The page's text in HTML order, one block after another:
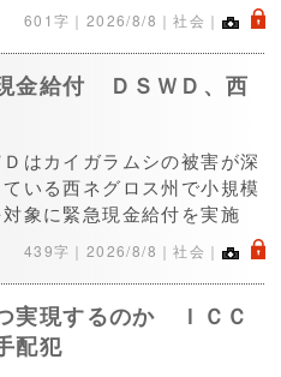
601字｜ 2026/8/8 ｜社会｜ .
金給付 ＤＳＷＤ、西
Ｄはカイガラムシの被害が深
いる西ネグロス州で小規模
象に緊急現金給付を実施
439字｜ 2026/8/8 ｜社会｜ .
実現するのか ＩＣＣ
配犯